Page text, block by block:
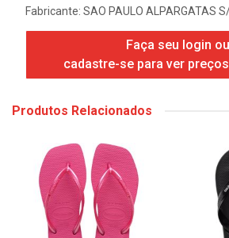
Fabricante: SAO PAULO ALPARGATAS S/
Faça seu login ou
cadastre-se para ver
Produtos Relacionados